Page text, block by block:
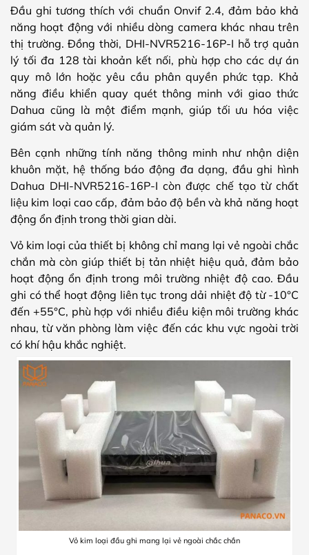
Đầu ghi tương thích với chuẩn Onvif 2.4, đảm bảo khả
năng hoạt động với nhiều dòng camera khác nhau trên
thị trường. Đồng thời, DHI-NVR5216-16P-I hỗ trợ quản
lý tối đa 128 tài khoản kết nối, phù hợp cho các dự án
quy mô lớn hoặc yêu cầu phân quyền phức tạp. Khả
năng điều khiển quay quét thông minh với giao thức
Dahua cũng là một điểm mạnh, giúp tối ưu hóa việc
giám sát và quản lý.
Bên cạnh những tính năng thông minh như nhận diện
khuôn mặt, hệ thống báo động đa dạng, đầu ghi hình
Dahua DHI-NVR5216-16P-I còn được chế tạo từ chất
liệu kim loại cao cấp, đảm bảo độ bền và khả năng hoạt
động ổn định trong thời gian dài.
Vỏ kim loại của thiết bị không chỉ mang lại vẻ ngoài chắc
chắn mà còn giúp thiết bị tản nhiệt hiệu quả, đảm bảo
hoạt động ổn định trong môi trường nhiệt độ cao. Đầu
ghi có thể hoạt động liên tục trong dải nhiệt độ từ -10°C
đến +55°C, phù hợp với nhiều điều kiện môi trường khác
nhau, từ văn phòng làm việc đến các khu vực ngoài trời
có khí hậu khắc nghiệt.
Vỏ kim loại đầu ghi mang lại vẻ ngoài chắc chắn